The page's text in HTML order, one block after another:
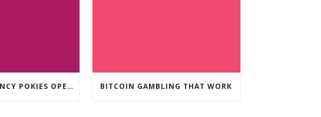
CRYPTO CURRENCY POKIES OPEN BITCOIN GAMBLING THAT WORK